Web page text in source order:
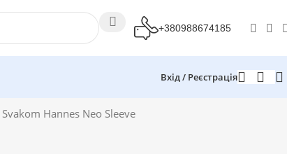
+380988674185
Вхід / Реєстрація
Hannes Neo Sleeve